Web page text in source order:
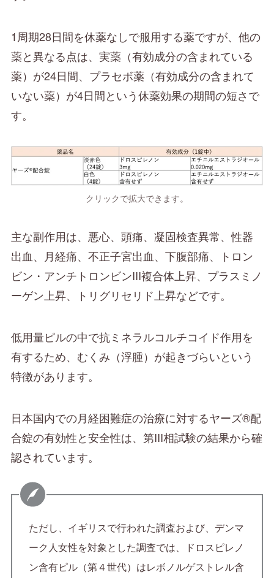
1周期28日間を休薬なしで服用する薬ですが、他の
薬と異なる点は、実薬（有効成分の含まれている
薬）が24日間、プラセボ薬（有効成分の含まれて
いない薬）が4日間という休薬効果の期間の短さで
す。
クリックで拡大できます。
主な副作用は、悪心、頭痛、凝固検査異常、性器
出血、月経痛、不正子宮出血、下腹部痛、トロン
ビン・アンチトロンビンIII複合体上昇、プラスミノ
ーゲン上昇、トリグリセリド上昇などです。
低用量ピルの中で抗ミネラルコルチコイド作用を
有するため、むくみ（浮腫）が起きづらいという
特徴があります。
日本国内での月経困難症の治療に対するヤーズ®配
合錠の有効性と安全性は、第III相試験の結果から確
認されています。
ただし、イギリスで行われた調査および、デンマ
ーク人女性を対象とした調査では、ドロスピレノ
ン含有ピル（第４世代）はレボノルゲストレル含